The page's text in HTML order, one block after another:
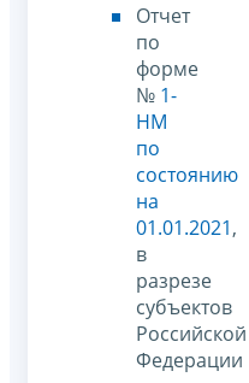
Отчет
по
форме
№ 1-
НМ
по
состоянию
на
01.01.2021,
в
разрезе
субъектов
Российской
Федерации